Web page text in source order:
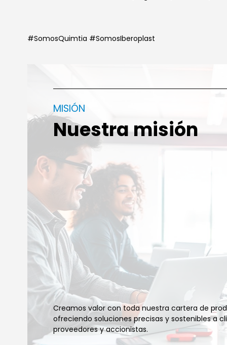
#SomosQuimtia #SomosIberoplast
MISIÓN
Nuestra misión
Creamos valor con toda nuestra cartera de
ofreciendo soluciones precisas y sostenibles a
proveedores y accionistas.